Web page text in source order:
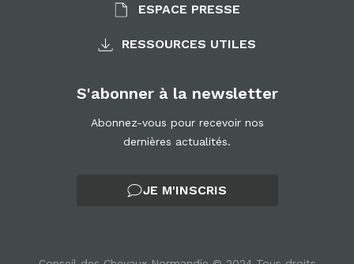
ESPACE PRESSE
RESSOURCES UTILES
S'abonner à la newsletter
Abonnez-vous pour recevoir nos
dernières actualités.
JE M'INSCRIS